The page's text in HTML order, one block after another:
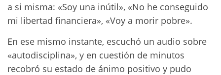
a si misma: «Soy una inútil», «No he conseguido
mi libertad financiera», «Voy a morir pobre».
En ese mismo instante, escuchó un audio sobre
«autodisciplina», y en cuestión de minutos
recobró su estado de ánimo positivo y pudo